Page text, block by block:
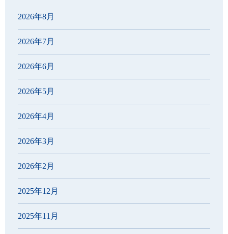
2026年8月
2026年7月
2026年6月
2026年5月
2026年4月
2026年3月
2026年2月
2025年12月
2025年11月